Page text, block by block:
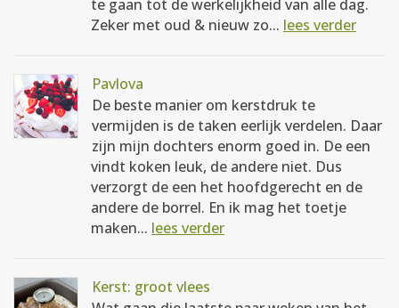
te gaan tot de werkelijkheid van alle dag.
Zeker met oud & nieuw zo... lees verder
Pavlova
De beste manier om kerstdruk te
vermijden is de taken eerlijk verdelen. Daar
zijn mijn dochters enorm goed in. De een
vindt koken leuk, de andere niet. Dus
verzorgt de een het hoofdgerecht en de
andere de borrel. En ik mag het toetje
maken... lees verder
Kerst: groot vlees